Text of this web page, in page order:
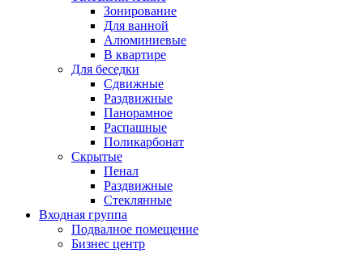
Зонирование
Для ванной
Алюминиевые
В квартире
Для беседки
Сдвижные
Раздвижные
Панорамное
Распашные
Поликарбонат
Скрытые
Пенал
Раздвижные
Стеклянные
Входная группа
Подвалное помещение
Бизнес центр